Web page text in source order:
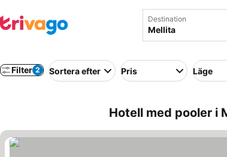
Destination
Filter 2 Sortera efter Pris Läge
Hotell med pooler i